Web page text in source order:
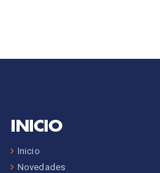
INICIO
Inicio
Novedades